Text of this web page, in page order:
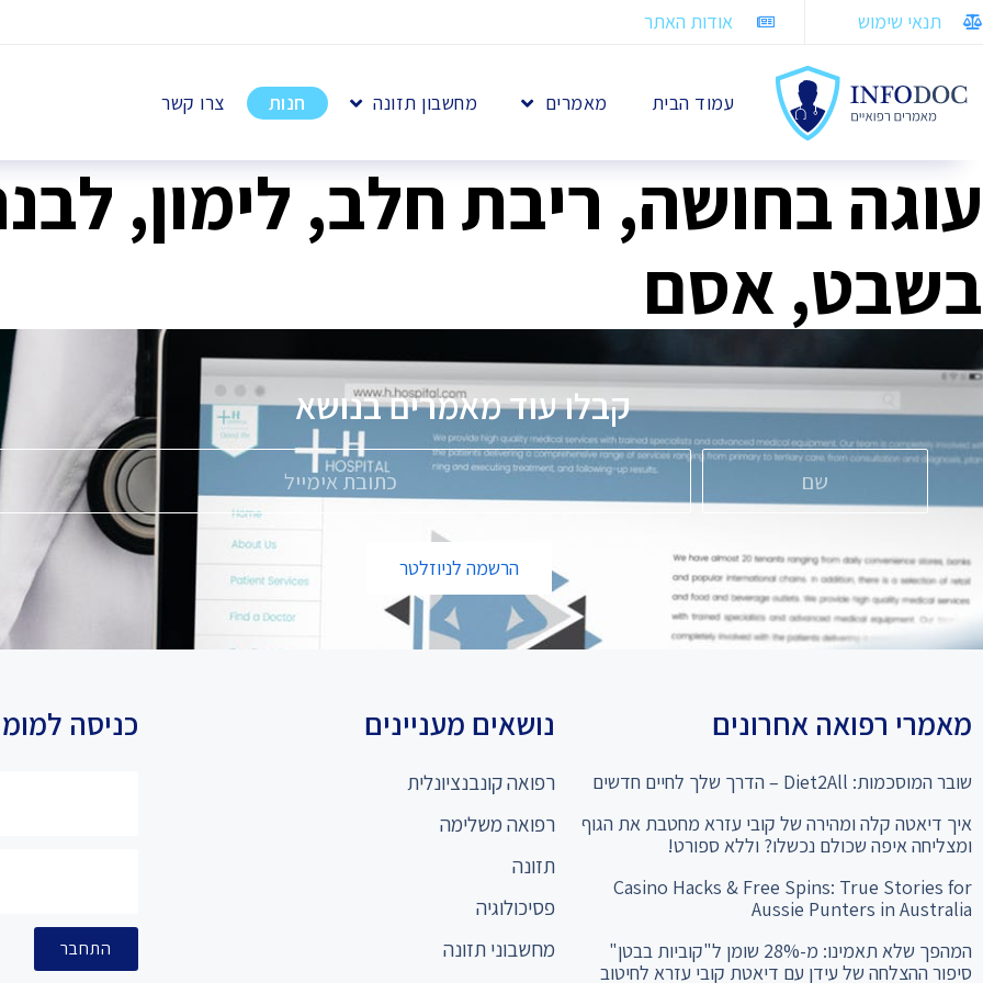
תנאי שימוש אודות האתר
עמוד הבית מאמרים מחשבון תזונה חנות צרו קשר
עוגה בחושה, ריבת חלב, לימון,
בשבט, אסם
קבלו עוד מאמרים בנושאפ
הרשמה לניוזלטר
מאמרי רפואה אחרונים
שובר המוסכמות: Diet2All – הדרך שלך לחיים חדשים
איך דיאטה קלה ומהירה של קובי עזרא מחטבת את הגוף
ומצליחה איפה שכולם נכשלו? וללא ספורט!
Casino Hacks & Free Spins: True Stories for
Aussie Punters in Australia
המהפך שלא תאמינו: מ-28% שומן ל"קוביות בבטן"
סיפור ההצלחה של עידן עם דיאטת קובי עזרא לחיטוב
נושאים מעניינים
רפואה קונבנציונלית
רפואה משלימה
תזונה
פסיכולוגיה
מחשבוני תזונה
כניסה
התחבר